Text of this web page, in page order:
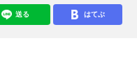
送る はてぶ